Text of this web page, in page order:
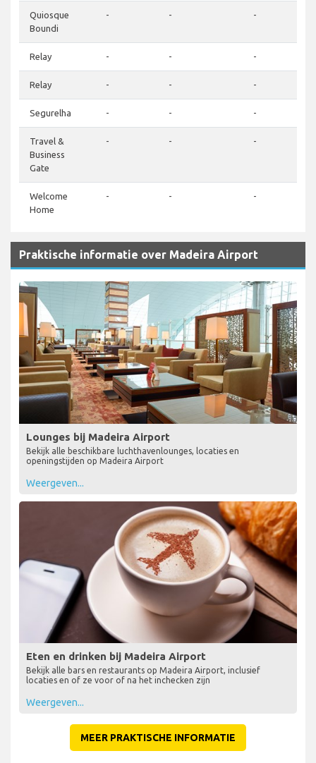
Quiosque
Boundi
- - -
Relay - - -
Relay - - -
Segurelha - - -
Travel &
Business
Gate
- - -
Welcome
Home
- - -
Praktische informatie over Madeira Airport
Lounges bij Madeira Airport
Bekijk alle beschikbare luchthavenlounges, locaties en
openingstijden op Madeira Airport
Weergeven...
Eten en drinken bij Madeira Airport
Bekijk alle bars en restaurants op Madeira Airport, inclusief
locaties en of ze voor of na het inchecken zijn
Weergeven...
MEER PRAKTISCHE INFORMATIE